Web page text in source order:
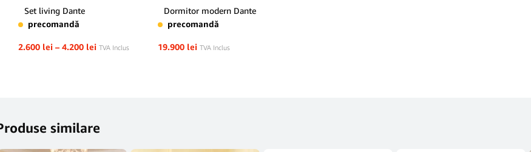
Set living Dante
precomandă
2.600 lei – 4.200 lei TVA Inclus
Dormitor modern Dante
precomandă
19.900 lei TVA Inclus
similare